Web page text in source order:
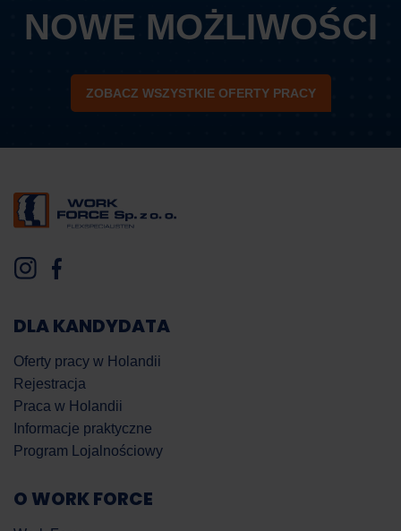
NOWE MOŻLIWOŚCI
ZOBACZ WSZYSTKIE OFERTY PRACY
DLA KANDYDATA
Oferty pracy w Holandii
Rejestracja
Praca w Holandii
Informacje praktyczne
Program Lojalnościowy
O WORK FORCE